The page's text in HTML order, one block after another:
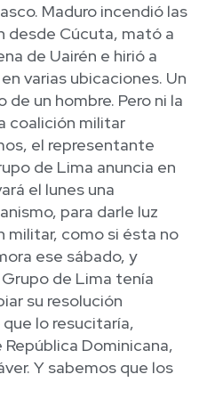
Maduro incendió las
desde Cúcuta, mató a
de Uairén e hirió a
varias ubicaciones. Un
un hombre. Pero ni la
coalición militar
el representante
de Lima anuncia en
el lunes una
para darle luz
militar, como si ésta no
ese sábado, y
de Lima tenía
su resolución
lo resucitaría,
Dominicana,
Y sabemos que los